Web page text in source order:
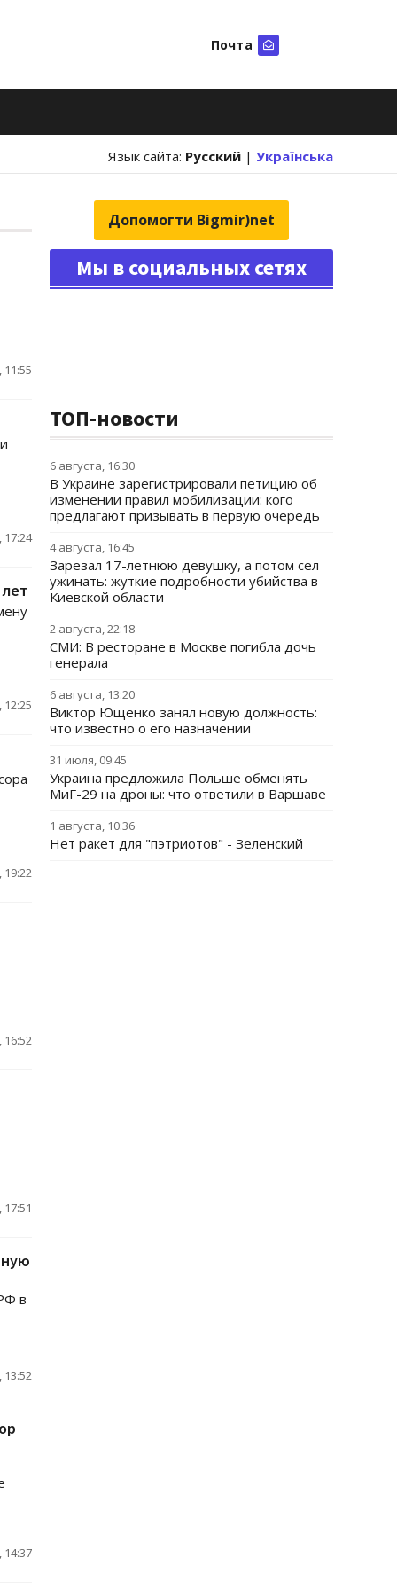
Почта
Язык сайта: Русский | Українська
17:24
12:25
19:22
16:52
в
13:52
14:37
Допомогти Bigmir)net
Мы в социальных сетях
ТОП-новости
6 августа, 16:30
В Украине зарегистрировали петицию об
изменении правил мобилизации: кого
предлагают призывать в первую очередь
4 августа, 16:45
Зарезал 17-летнюю девушку, а потом сел
ужинать: жуткие подробности убийства в
Киевской области
2 августа, 22:18
СМИ: В ресторане в Москве погибла дочь
генерала
6 августа, 13:20
Виктор Ющенко занял новую должность:
что известно о его назначении
31 июля, 09:45
Украина предложила Польше обменять
МиГ-29 на дроны: что ответили в Варшаве
1 августа, 10:36
Нет ракет для "пэтриотов" - Зеленский